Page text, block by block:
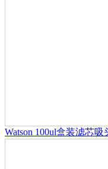
Watson 100ul盒装滤芯